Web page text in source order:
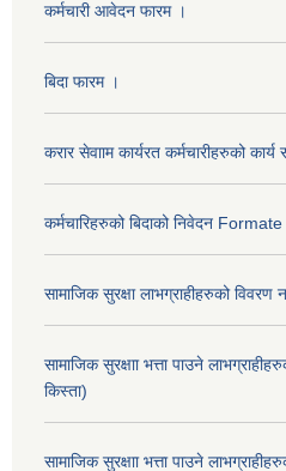
कर्मचारी आवेदन फारम ।
बिदा फारम ।
करार सेवााम कार्यरत कर्मचारीहरुको
कर्मचारिहरुको बिदाको निवेदन
सामाजिक सुरक्षा लाभग्राहीहरुको विवरण
सामाजिक सुरक्षाा भत्ता पाउने
किस्ता)
सामाजिक सुरक्षाा भत्ता पाउने